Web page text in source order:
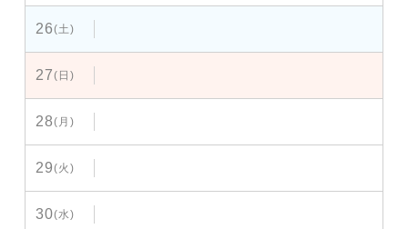
26(土)
27(日)
28(月)
29(火)
30(水)